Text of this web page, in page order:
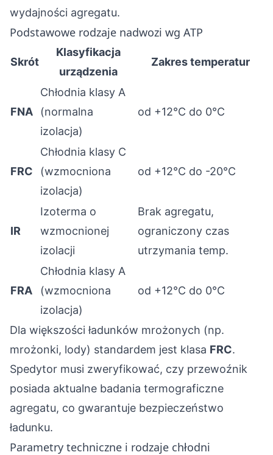
wydajności agregatu.
Podstawowe rodzaje nadwozi wg ATP
Skrót
Klasyfikacja
urządzenia
Zakres temperatur
FNA
Chłodnia klasy A
(normalna
izolacja)
od +12°C do 0°C
FRC
Chłodnia klasy C
(wzmocniona
izolacja)
od +12°C do -20°C
IR
Izoterma o
wzmocnionej
izolacji
Brak agregatu,
ograniczony czas
utrzymania temp.
FRA
Chłodnia klasy A
(wzmocniona
izolacja)
od +12°C do 0°C
Dla większości ładunków mrożonych (np.
mrożonki, lody) standardem jest klasa FRC.
Spedytor musi zweryfikować, czy przewoźnik
posiada aktualne badania termograficzne
agregatu, co gwarantuje bezpieczeństwo
ładunku.
Parametry techniczne i rodzaje chłodni